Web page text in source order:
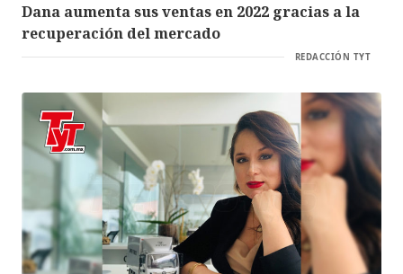
Dana aumenta sus ventas en 2022 gracias a la
recuperación del mercado
REDACCIÓN TYT